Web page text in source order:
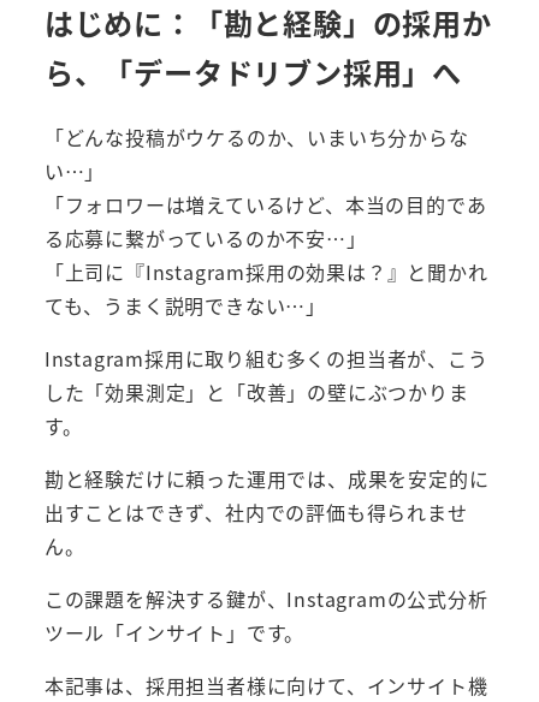
はじめに：「勘と経験」の採用か
ら、「データドリブン採用」へ
「どんな投稿がウケるのか、いまいち分からな
い…」
「フォロワーは増えているけど、本当の目的であ
る応募に繋がっているのか不安…」
「上司に『Instagram採用の効果は？』と聞かれ
ても、うまく説明できない…」
Instagram採用に取り組む多くの担当者が、こう
した「効果測定」と「改善」の壁にぶつかりま
す。
勘と経験だけに頼った運用では、成果を安定的に
出すことはできず、社内での評価も得られませ
ん。
この課題を解決する鍵が、Instagramの公式分析
ツール「インサイト」です。
本記事は、採用担当者様に向けて、インサイト機